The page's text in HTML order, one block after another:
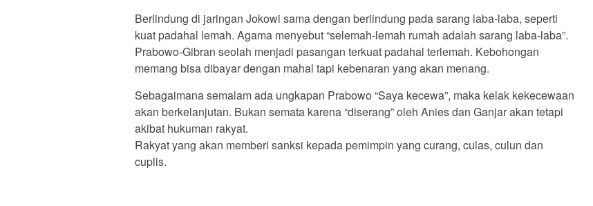
Berlindung di jaringan Jokowi sama dengan berlindung pada sarang laba-laba, seperti
kuat padahal lemah. Agama menyebut “selemah-lemah rumah adalah sarang laba-laba”.
Prabowo-Gibran seolah menjadi pasangan terkuat padahal terlemah. Kebohongan
memang bisa dibayar dengan mahal tapi kebenaran yang akan menang.
Sebagaimana semalam ada ungkapan Prabowo “Saya kecewa”, maka kelak kekecewaan
akan berkelanjutan. Bukan semata karena “diserang” oleh Anies dan Ganjar akan tetapi
akibat hukuman rakyat.
Rakyat yang akan memberi sanksi kepada pemimpin yang curang, culas, culun dan
cuplis.